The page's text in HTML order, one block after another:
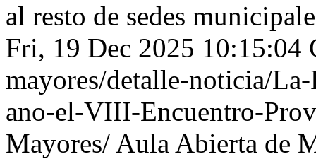
al resto de sedes
Fri, 19 Dec 2025 10:15:04
mayores/detalle-noticia/La-
ano-el-VIII-Encuentro-
Mayores/ Aula Abierta de